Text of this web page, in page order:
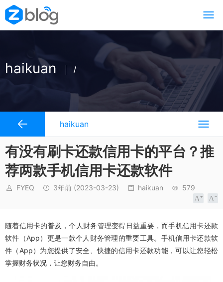
haikuan /
haikuan
有没有刷卡还款信用卡的平台？推
荐两款手机信用卡还款软件
FYEQ 3年前 (2023-03-23) haikuan 579
随着信用卡的普及，个人财务管理变得日益重要，而手机信用卡还款
软件（App）更是一款个人财务管理的重要工具。手机信用卡还款软
件（App）为您提供了安全、快捷的信用卡还款功能，可以让您轻松
掌握财务状况，让您财务自由。